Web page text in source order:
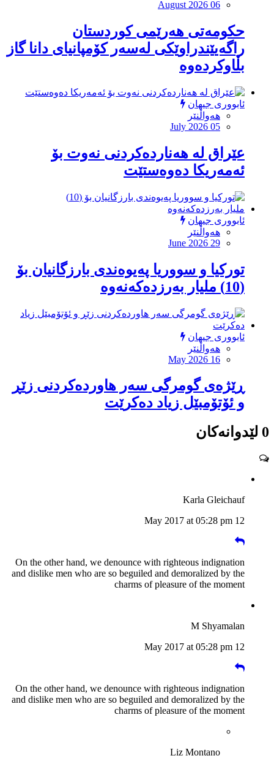
August 2026 06
حکومەتى هەرێمى کوردستان
راگەیێندراوێکى لەسەر کۆمپانیاى دانا گاز
بڵاوکردەوە
ئابووری جیهان
هەواڵنێر
July 2026 05
عێراق لە هەناردەكردنی نەوت بۆ
ئەمەریكا دەوەستێت
ئابووری جیهان
هەواڵنێر
June 2026 29
تورکیا و سووریا پەیوەندی بارزگانیان بۆ
(10) ملیار بەرزدەکەنەوە
ئابووری جیهان
هەواڵنێر
May 2026 16
ڕێژەی گومرگی سەر هاوردەکردنی زێڕ
و ئۆتۆمبێل زیاد دەكرێت
0 لێدوانەکان
Karla Gleichauf
12 May 2017 at 05:28 pm
On the other hand, we denounce with righteous indignation
and dislike men who are so beguiled and demoralized by the
charms of pleasure of the moment
M Shyamalan
12 May 2017 at 05:28 pm
On the other hand, we denounce with righteous indignation
and dislike men who are so beguiled and demoralized by the
charms of pleasure of the moment
Liz Montano